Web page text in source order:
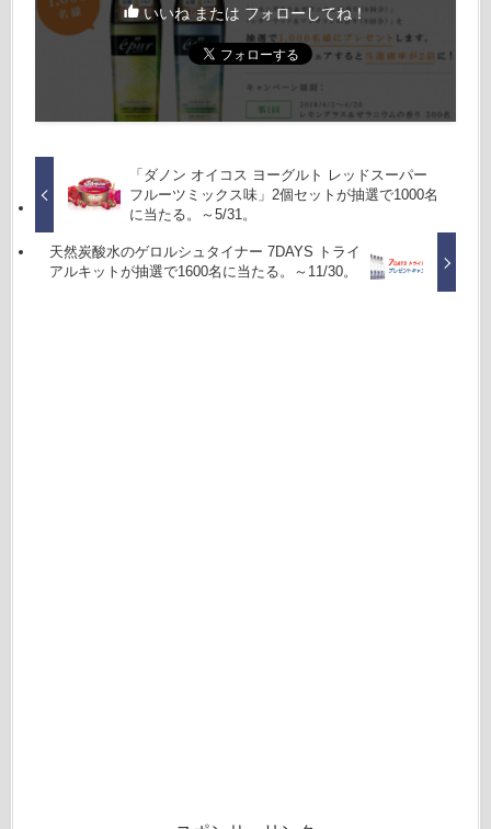
いいね または フォローしてね！
「ダノン オイコス ヨーグルト レッドスーパー
フルーツミックス味」2個セットが抽選で1000名
に当たる。～5/31。
天然炭酸水のゲロルシュタイナー 7DAYS トライ
アルキットが抽選で1600名に当たる。～11/30。